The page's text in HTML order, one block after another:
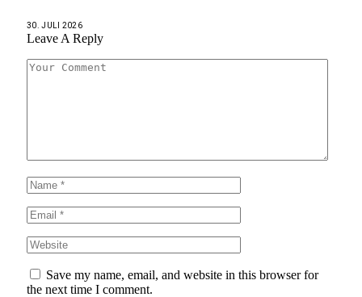
30. JULI 2026
Leave A Reply
Save my name, email, and website in this browser for
the next time I comment.